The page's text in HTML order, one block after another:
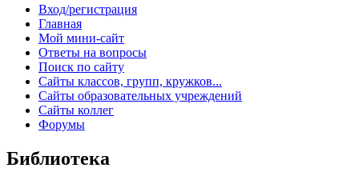
Вход/регистрация
Главная
Мой мини-сайт
Ответы на вопросы
Поиск по сайту
Сайты классов, групп, кружков...
Сайты образовательных учреждений
Сайты коллег
Форумы
Библиотека